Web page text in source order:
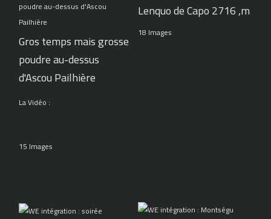
Gros temps mais grosse
poudre au-dessus
d'Ascou Pailhière
La Vidéo :
15 Images
Lenquo de Capo 2716 ,m
18 Images